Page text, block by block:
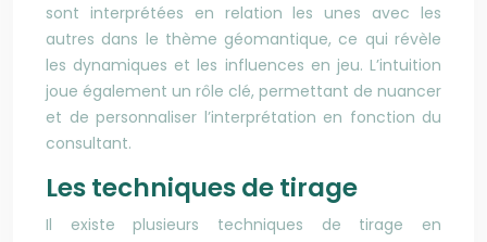
sont interprétées en relation les unes avec les
autres dans le thème géomantique, ce qui révèle
les dynamiques et les influences en jeu. L’intuition
joue également un rôle clé, permettant de nuancer
et de personnaliser l’interprétation en fonction du
consultant.
Les techniques de tirage
Il existe plusieurs techniques de tirage en